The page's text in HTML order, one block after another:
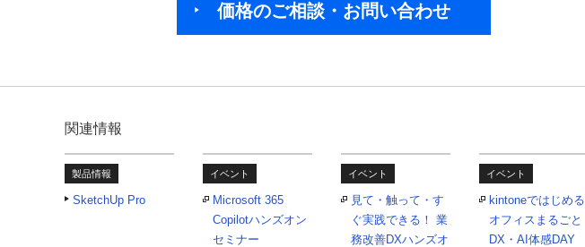
価格のご相談・お問い合わせ
関連情報
製品情報
SketchUp Pro
イベント
Microsoft 365
Copilotハンズオン
セミナー
イベント
見て・触って・す
ぐ実践できる！ 業
務改善DXハンズオ
イベント
kintoneではじめる
オフィスまるごと
DX・AI体感DAY